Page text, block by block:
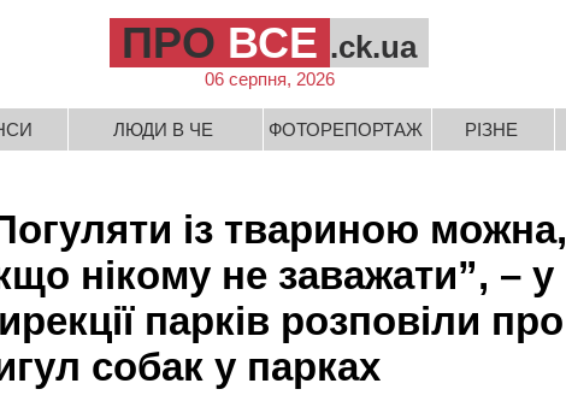
ПРО ВСЕ .ck.ua
06 серпня, 2026
ЛЮДИ В ЧЕ ФОТОРЕПОРТАЖ РІЗНЕ
із твариною можна,
нікому не заважати”, – у
парків розповіли про
собак у парках